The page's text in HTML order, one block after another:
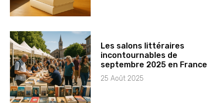
Les salons littéraires
incontournables de
septembre 2025 en France
25 Août 2025